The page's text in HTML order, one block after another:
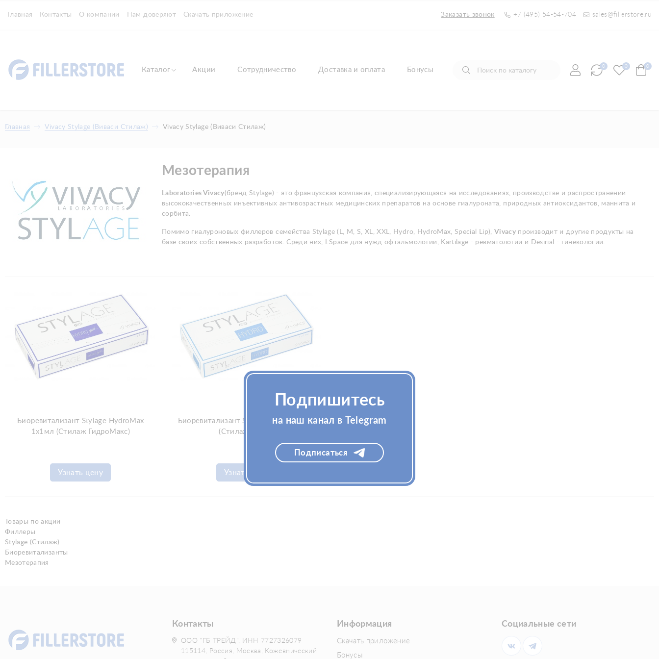
Главная Контакты О компании Нам доверяют Скачать приложение Заказать звонок +7 (495) 54-54-704 sales@fillerstore.ru
Каталог Акции Сотрудничество Доставка и оплата Бонусы 0 0 0
Главная Vivacy Stylage (Виваси Стилаж) Vivacy Stylage (Виваси Стилаж)
Мезотерапия
Laboratories Vivacy(бренд Stylage) - это французская компания, специализирующаяся на исследованиях, производстве и распространении
высококачественных инъективных антивозрастных медицинских препаратов на основе гиалуроната, природных антиоксидантов, маннита и
сорбита.
Помимо гиалуроновых филлеров семейства Stylage (L, M, S, XL, XXL, Hydro, HydroMax, Special Lip), Vivacy производит и другие продукты на
базе своих собственных разработок. Среди них, I.Space для нужд офтальмологии, Kartilage - ревматологии и Desirial - гинекологии.
Биоревитализант Stylage HydroMax
1x1мл (Стилаж ГидроМакс)
Узнать цену
Биоревитализант Stylage Hydro 1x1мл
(Стилаж Гидро)
Узнать цену
Товары по акции
Филлеры
Stylage (Стилаж)
Биоревитализанты
Мезотерапия
Контакты
ООО "ГБ ТРЕЙД", ИНН 7727326079
115114, Россия, Москва, Кожевнический
Информация
Скачать приложение
Бонусы
Социальные сети
Подпишитесь
на наш канал в Telegram
Подписаться